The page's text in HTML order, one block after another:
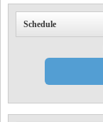
Schedule